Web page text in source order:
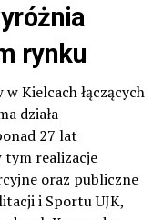
rynku
Kielcach łączących
działa
27 lat
tym realizacje
oraz publiczne
i Sportu UJK,